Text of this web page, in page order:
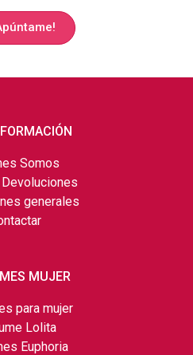
Somos
generales
MUJER
para mujer
Lolita
Euphoria